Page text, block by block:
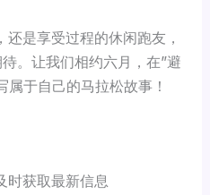
是享受过程的休闲跑友，
。让我们相约六月，在”避
于自己的马拉松故事！
时获取最新信息